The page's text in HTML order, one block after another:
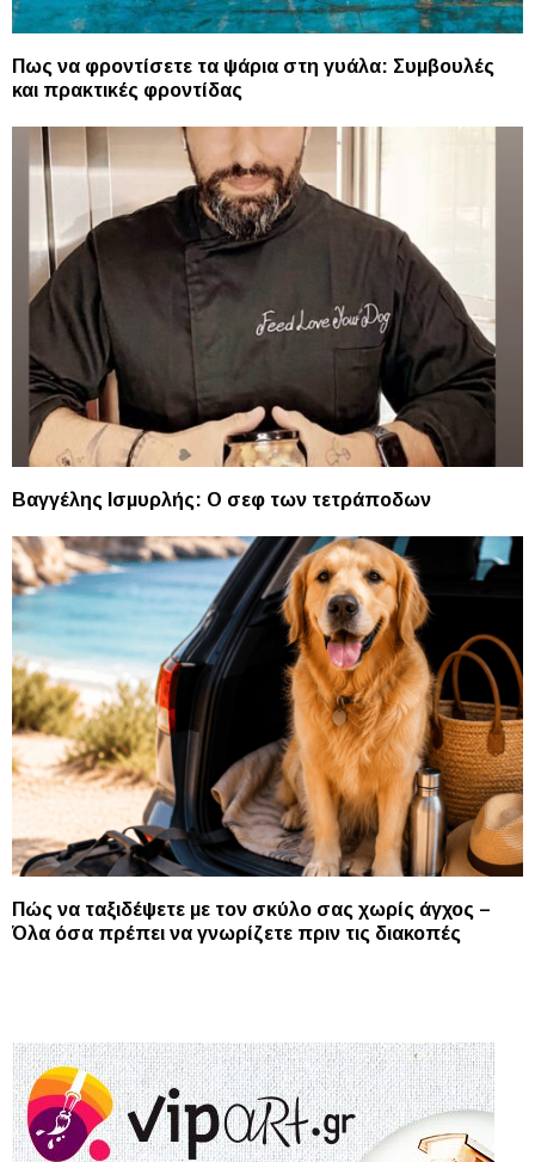
Πως να φροντίσετε τα ψάρια στη γυάλα: Συμβουλές
και πρακτικές φροντίδας
Βαγγέλης Ισμυρλής: Ο σεφ των τετράποδων
Πώς να ταξιδέψετε με τον σκύλο σας χωρίς άγχος –
Όλα όσα πρέπει να γνωρίζετε πριν τις διακοπές